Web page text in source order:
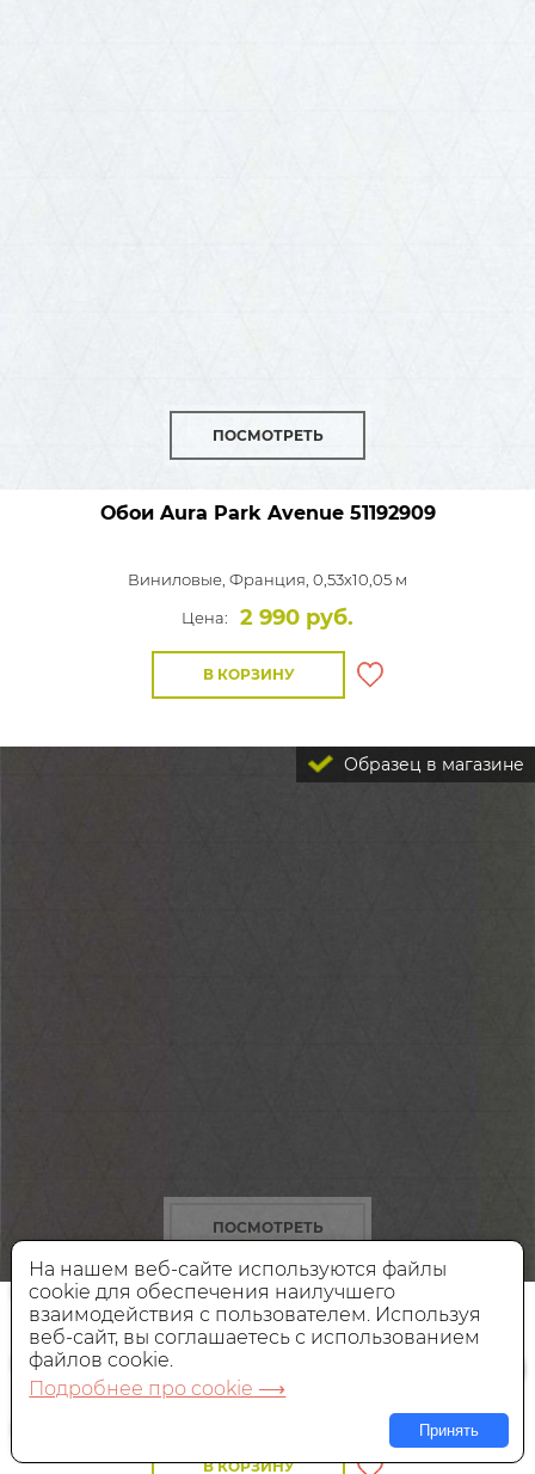
ПОСМОТРЕТЬ
Обои Aura Park Avenue51192909
Виниловые, Франция, 0,53x10,05 м
Цена:
2 990 руб.
В КОРЗИНУ
Образец в магазине
ПОСМОТРЕТЬ
Обои Aura Park Avenue51192919
Виниловые,
В КОРЗИНУ
На нашем веб-сайте используются файлы
cookie для обеспечения наилучшего
взаимодействия с пользователем. Используя
веб-сайт, вы соглашаетесь с использованием
файлов cookie.
Подробнее про cookie ⟶
Принять